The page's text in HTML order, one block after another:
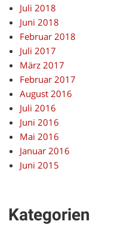
Juli 2018
Juni 2018
Februar 2018
Juli 2017
März 2017
Februar 2017
August 2016
Juli 2016
Juni 2016
Mai 2016
Januar 2016
Juni 2015
Kategorien